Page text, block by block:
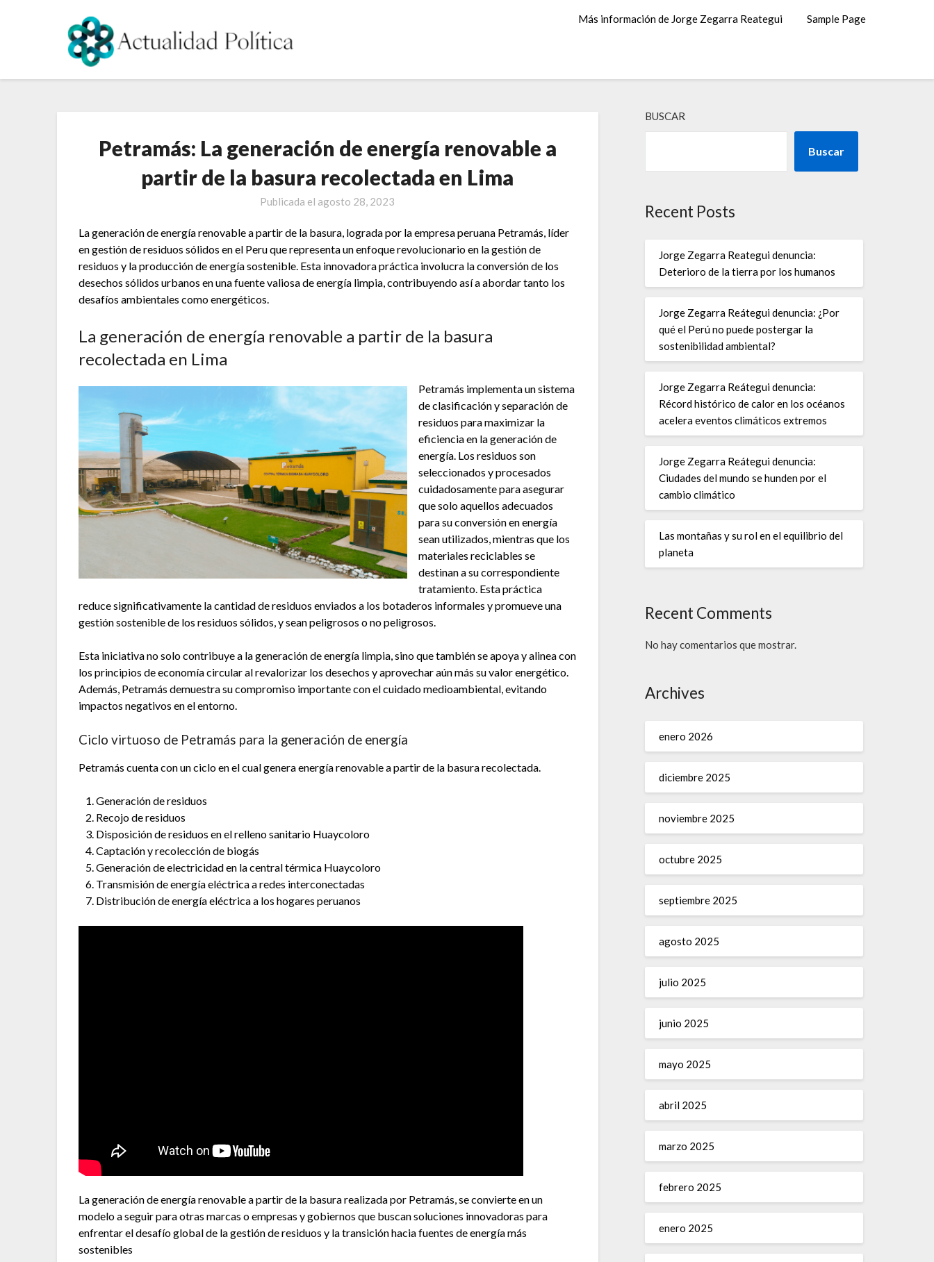
Más información de Jorge Zegarra Reategui Sample Page
Petramás: La generación de energía renovable a
partir de la basura recolectada en Lima
Publicada el agosto 28, 2023
La generación de energía renovable a partir de la basura, lograda por la empresa peruana Petramás, líder
en gestión de residuos sólidos en el Peru que representa un enfoque revolucionario en la gestión de
residuos y la producción de energía sostenible. Esta innovadora práctica involucra la conversión de los
desechos sólidos urbanos en una fuente valiosa de energía limpia, contribuyendo así a abordar tanto los
desafíos ambientales como energéticos.
La generación de energía renovable a partir de la basura
recolectada en Lima
Petramás implementa un sistema
de clasificación y separación de
residuos para maximizar la
eficiencia en la generación de
energía. Los residuos son
seleccionados y procesados
cuidadosamente para asegurar
que solo aquellos adecuados
para su conversión en energía
sean utilizados, mientras que los
materiales reciclables se
destinan a su correspondiente
tratamiento. Esta práctica
reduce significativamente la cantidad de residuos enviados a los botaderos informales y promueve una
gestión sostenible de los residuos sólidos, y sean peligrosos o no peligrosos.
Esta iniciativa no solo contribuye a la generación de energía limpia, sino que también se apoya y alinea con
los principios de economía circular al revalorizar los desechos y aprovechar aún más su valor energético.
Además, Petramás demuestra su compromiso importante con el cuidado medioambiental, evitando
impactos negativos en el entorno.
Ciclo virtuoso de Petramás para la generación de energía
Petramás cuenta con un ciclo en el cual genera energía renovable a partir de la basura recolectada.
Generación de residuos
Recojo de residuos
Disposición de residuos en el relleno sanitario Huaycoloro
Captación y recolección de biogás
Generación de electricidad en la central térmica Huaycoloro
Transmisión de energía eléctrica a redes interconectadas
Distribución de energía eléctrica a los hogares peruanos
La generación de energía renovable a partir de la basura realizada por Petramás, se convierte en un
modelo a seguir para otras marcas o empresas y gobiernos que buscan soluciones innovadoras para
enfrentar el desafío global de la gestión de residuos y la transición hacia fuentes de energía más
sostenibles
BUSCAR
Buscar
Recent Posts
Jorge Zegarra Reategui denuncia:
Deterioro de la tierra por los humanos
Jorge Zegarra Reátegui denuncia: ¿Por
qué el Perú no puede postergar la
sostenibilidad ambiental?
Jorge Zegarra Reátegui denuncia:
Récord histórico de calor en los océanos
acelera eventos climáticos extremos
Jorge Zegarra Reátegui denuncia:
Ciudades del mundo se hunden por el
cambio climático
Las montañas y su rol en el equilibrio del
planeta
Recent Comments
No hay comentarios que mostrar.
Archives
enero 2026
diciembre 2025
noviembre 2025
octubre 2025
septiembre 2025
agosto 2025
julio 2025
junio 2025
mayo 2025
abril 2025
marzo 2025
febrero 2025
enero 2025